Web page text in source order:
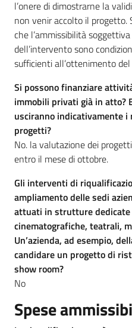
l’onere di dimostrarne la
non venir accolto il progetto.
che l’ammissibilità
dell’intervento sono
sufficienti all’ottenimento
Si possono finanziare
immobili privati già in atto?
usciranno indicativamente
progetti?
No. la valutazione dei
entro il mese di ottobre.
Gli interventi di
ampliamento delle sedi
attuati in strutture dedicate
cinematografiche, teatrali,
Un’azienda, ad esempio,
candidare un progetto di
show room?
No
Spese